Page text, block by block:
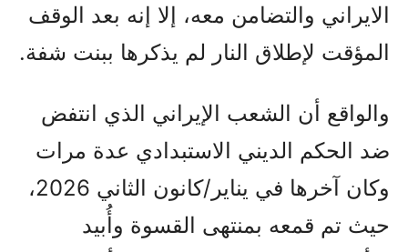
الايراني والتضامن معه، إلا إنه بعد الوقف
المؤقت لإطلاق النار لم يذکرها ببنت شفة.
والواقع أن الشعب الإيراني الذي انتفض
ضد الحكم الديني الاستبدادي عدة مرات
وكان آخرها في يناير/كانون الثاني 2026،
حيث تم قمعه بمنتهى القسوة وأُبيد